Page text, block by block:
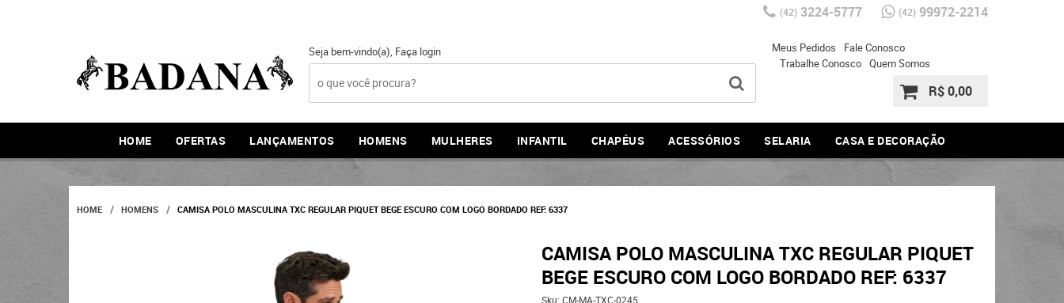
(42)3224-5777 (42)99972-2214
Seja bem-vindo(a), Faça login Meus Pedidos
Fale Conosco
Trabalhe Conosco Quem Somos
R$ 0,00
HOME OFERTAS LANÇAMENTOS HOMENS MULHERES INFANTIL CHAPÉUS ACESSÓRIOS SELARIA CASA E DECORAÇÃO
HOME HOMENS CAMISA POLO MASCULINA TXC REGULAR PIQUET BEGE ESCURO COM LOGO BORDADO REF: 6337
CAMISA POLO MASCULINA TXC REGULAR PIQUET
BEGE ESCURO COM LOGO BORDADO REF: 6337
Sku: CM-MA-TXC-0245